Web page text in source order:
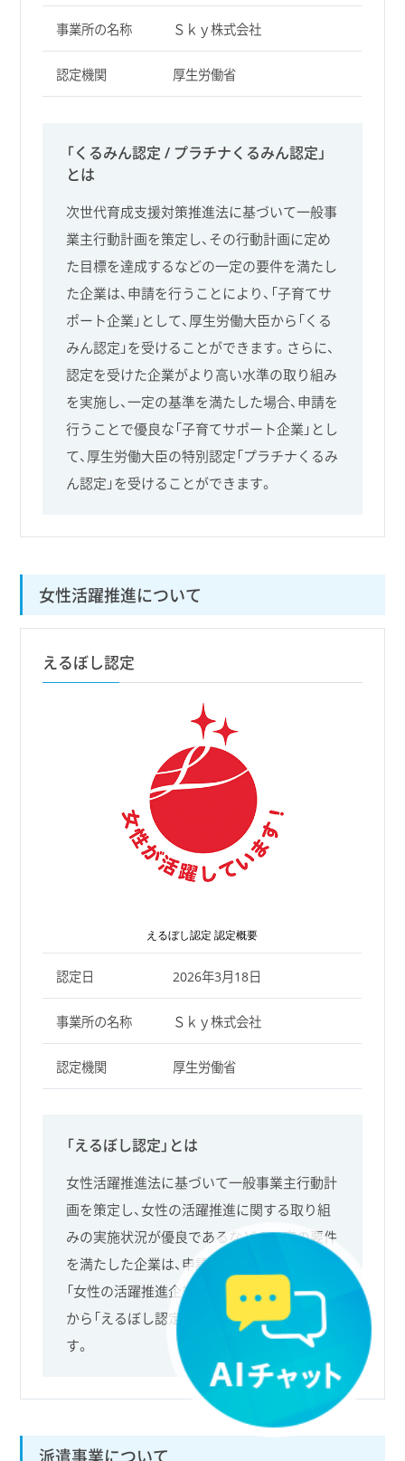
事業所の名称 Ｓｋｙ株式会社
認定機関 厚生労働省
「くるみん認定 / プラチナくるみん認定」
とは
次世代育成支援対策推進法に基づいて一般事
業主行動計画を策定し、その行動計画に定め
た目標を達成するなどの一定の要件を満たし
た企業は、申請を行うことにより、「子育てサ
ポート企業」として、厚生労働大臣から「くる
みん認定」を受けることができます。さらに、
認定を受けた企業がより高い水準の取り組み
を実施し、一定の基準を満たした場合、申請を
行うことで優良な「子育てサポート企業」とし
て、厚生労働大臣の特別認定「プラチナくるみ
ん認定」を受けることができます。
女性活躍推進について
えるぼし認定
えるぼし認定 認定概要
認定日 2026年3月18日
事業所の名称 Ｓｋｙ株式会社
認定機関 厚生労働省
「えるぼし認定」とは
女性活躍推進法に基づいて一般事業主行動計
画を策定し、女性の活躍推進に関する取り組
みの実施状況が優良であるなどの一定の要件
を満たした企業は、申請を行うことにより、
「女性の活躍推進企業」として、厚生労働大臣
から「えるぼし認定」を受けることができま
す。